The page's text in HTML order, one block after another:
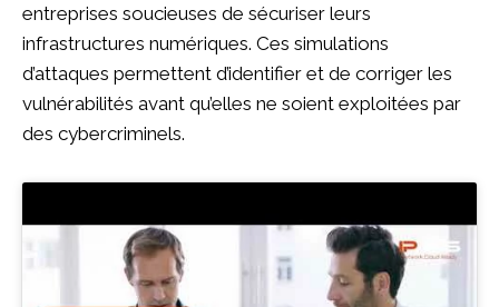
entreprises soucieuses de sécuriser leurs
infrastructures numériques. Ces simulations
d’attaques permettent d’identifier et de corriger les
vulnérabilités avant qu’elles ne soient exploitées par
des cybercriminels.